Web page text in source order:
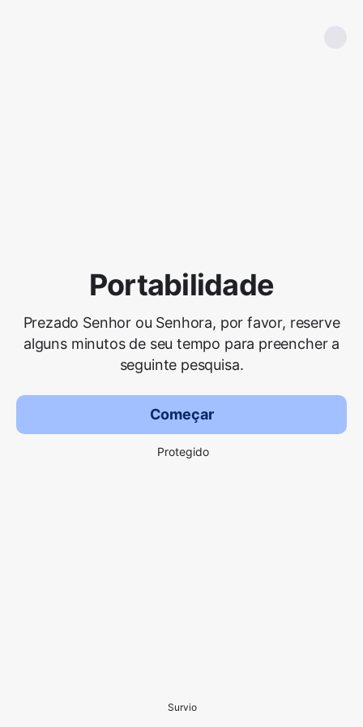
Portabilidade
Prezado Senhor ou Senhora, por favor, reserve
alguns minutos de seu tempo para preencher a
seguinte pesquisa.
Começar
Protegido
Survio